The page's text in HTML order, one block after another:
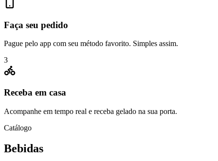
Faça seu pedido
Pague pelo app com seu método favorito. Simples assim.
3
Receba em casa
Acompanhe em tempo real e receba gelado na sua porta.
Catálogo
Bebidas